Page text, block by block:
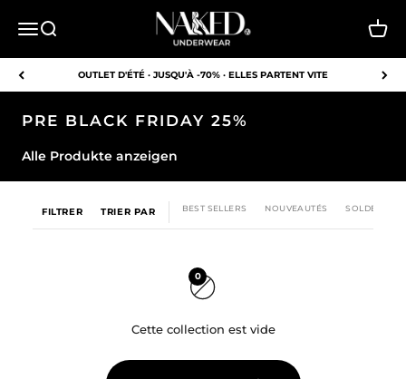
Ouvrir la navigation
Ouvrir la recherche
NAKED Underwear EU
Voir
OUTLET D'ÉTÉ · JUSQU'À -70% · ELLES PARTENT VITE
PRE BLACK FRIDAY 25%
Alle Produkte anzeigen
FILTRER TRIER PAR BEST SELLERS NOUVEAUTÉS SOLDES
0
Cette collection est vide